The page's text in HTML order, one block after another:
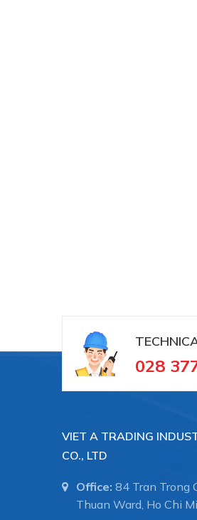
028
VIET A TRADING
CO., LTD
Office: 84 Tran Trong
Thuan Ward, Ho Chi